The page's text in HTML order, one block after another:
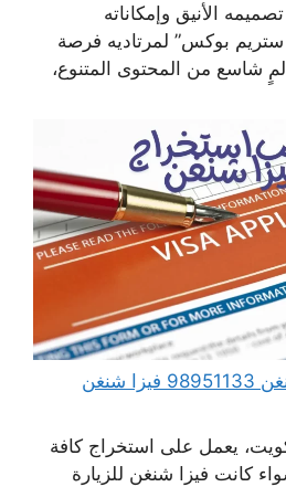
الأنيق وإمكاناته
ستريم بوكس” لمرتاديه فرصة
شاسع من المحتوى المتنوع،
مكتب استخراج فيزا شنغن 98951133 فيزا شنغن
يعمل على استخراج كافة
كانت فيزا شنغن للزيارة